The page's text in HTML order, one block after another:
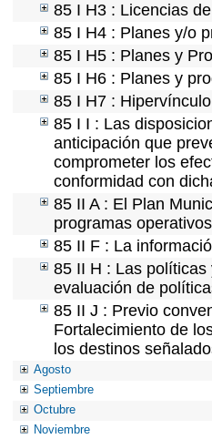
85 I H3 : Licencias
85 I H4 : Planes y/o
85 I H5 : Planes y
85 I H6 : Planes y
85 I H7 :
85 I I : Las
anticipación que
comprometer los
conformidad con
85 II A : El Plan
programas
85 II F : La
85 II H : Las
evaluación de
85 II J : Previo
Fortalecimiento de
los destinos
Agosto
Septiembre
Octubre
Noviembre